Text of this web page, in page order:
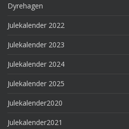
Dyrehagen
Julekalender 2022
Julekalender 2023
Julekalender 2024
Julekalender 2025
Julekalender2020
Julekalender2021